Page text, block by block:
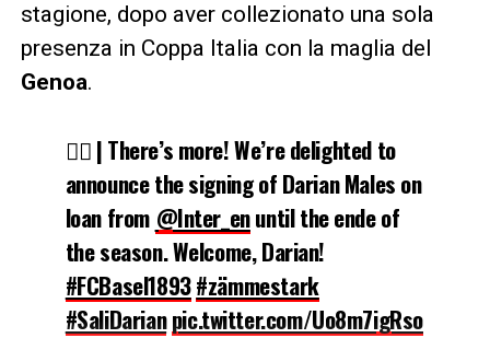
stagione, dopo aver collezionato una sola
presenza in Coppa Italia con la maglia del
Genoa.
✍🏻 | There’s more! We’re delighted to
announce the signing of Darian Males on
loan from @Inter_enuntil the ende of
the season. Welcome, Darian!
#FCBasel1893#zämmestark
#SaliDarianpic.twitter.com/Uo8m7igRso